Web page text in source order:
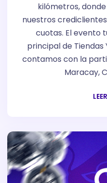
kilómetros,
nuestros
cuotas. El evento
principal de Tiendas
contamos con la
Maracay,